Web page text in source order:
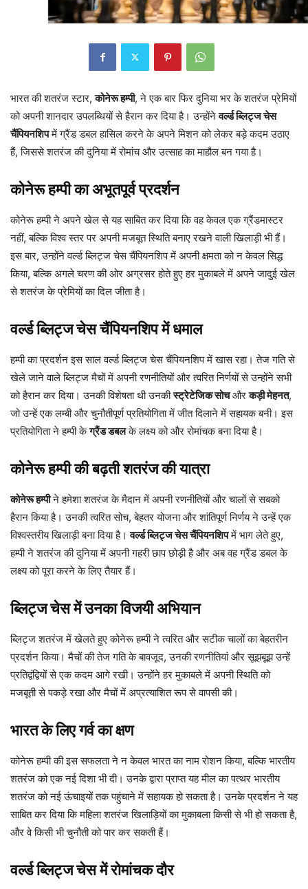
भारत की शतरंज स्टार,कोनेरू हम्पी, ने एक बार फिर दुनिया भर के शतरंज प्रेमियों
को अपनी शानदार उपलब्धियों से हैरान कर दिया है। उन्होंनेवर्ल्ड ब्लिट्ज चेस
चैंपियनशिपमें ग्रैंड डबल हासिल करने के अपने मिशन को लेकर बड़े कदम उठाए
हैं, जिससे शतरंज की दुनिया में रोमांच और उत्साह का माहौल बन गया है।
कोनेरू हम्पी का अभूतपूर्व प्रदर्शन
कोनेरू हम्पी ने अपने खेल से यह साबित कर दिया कि वह केवल एक ग्रैंडमास्टर
नहीं, बल्कि विश्व स्तर पर अपनी मजबूत स्थिति बनाए रखने वाली खिलाड़ी भी हैं।
इस बार, उन्होंने वर्ल्ड ब्लिट्ज चेस चैंपियनशिप में अपनी क्षमता को न केवल सिद्ध
किया, बल्कि अगले चरण की ओर अग्रसर होते हुए हर मुकाबले में अपने जादुई खेल
से शतरंज के प्रेमियों का दिल जीता है।
वर्ल्ड ब्लिट्ज चेस चैंपियनशिप में धमाल
हम्पी का प्रदर्शन इस साल वर्ल्ड ब्लिट्ज चेस चैंपियनशिप में खास रहा। तेज गति से
खेले जाने वाले ब्लिट्ज मैचों में अपनी रणनीतियों और त्वरित निर्णयों से उन्होंने सभी
को हैरान कर दिया। उनकी विशेषता थी उनकीस्ट्रेटेजिक सोचऔरकड़ी मेहनत,
जो उन्हें एक लम्बी और चुनौतीपूर्ण प्रतियोगिता में जीत दिलाने में सहायक बनी। इस
प्रतियोगिता ने हम्पी केग्रैंड डबलके लक्ष्य को और रोमांचक बना दिया है।
कोनेरू हम्पी की बढ़ती शतरंज की यात्रा
कोनेरू हम्पीने हमेशा शतरंज के मैदान में अपनी रणनीतियों और चालों से सबको
हैरान किया है। उनकी त्वरित सोच, बेहतर योजना और शांतिपूर्ण निर्णय ने उन्हें एक
विश्वस्तरीय खिलाड़ी बना दिया है।वर्ल्ड ब्लिट्ज चेस चैंपियनशिपमें भाग लेते हुए,
हम्पी ने शतरंज की दुनिया में अपनी गहरी छाप छोड़ी है और अब वह ग्रैंड डबल के
लक्ष्य को पूरा करने के लिए तैयार हैं।
ब्लिट्ज चेस में उनका विजयी अभियान
ब्लिट्ज शतरंज में खेलते हुए कोनेरू हम्पी ने त्वरित और सटीक चालों का बेहतरीन
प्रदर्शन किया। मैचों की तेज गति के बावजूद, उनकी रणनीतियां और सूझबूझ उन्हें
प्रतिद्वंद्वियों से एक कदम आगे रखी। उन्होंने हर मुकाबले में अपनी स्थिति को
मजबूती से पकड़े रखा और मैचों में अप्रत्याशित रूप से वापसी की।
भारत के लिए गर्व का क्षण
कोनेरू हम्पी की इस सफलता ने न केवल भारत का नाम रोशन किया, बल्कि भारतीय
शतरंज को एक नई दिशा भी दी। उनके द्वारा प्राप्त यह मील का पत्थर भारतीय
शतरंज को नई ऊंचाइयों तक पहुंचाने में सहायक हो सकता है। उनके प्रदर्शन ने यह
साबित कर दिया कि महिला शतरंज खिलाड़ियों का मुकाबला किसी से भी हो सकता है,
और वे किसी भी चुनौती को पार कर सकती हैं।
वर्ल्ड ब्लिट्ज चेस में रोमांचक दौर